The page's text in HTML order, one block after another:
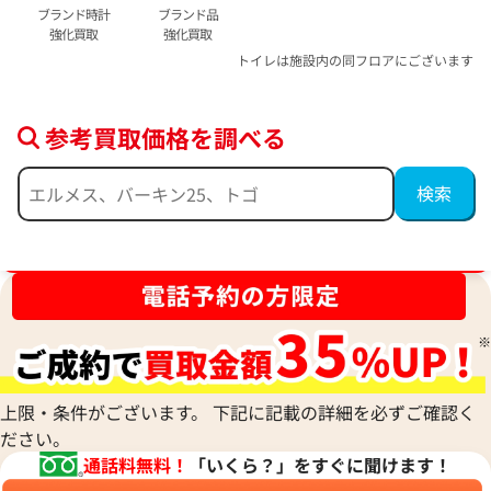
ブランド時計
強化買取
ブランド品
強化買取
トイレは施設内の同フロアにございます
参考買取価格を調べる
上限・条件がございます。 下記に記載の詳細を必ずご確認く
ださい。
通話料無料！
「いくら？」をすぐに聞けます！